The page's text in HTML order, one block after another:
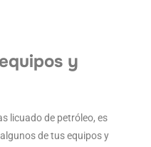
y
licuado de petróleo, es
de tus equipos y